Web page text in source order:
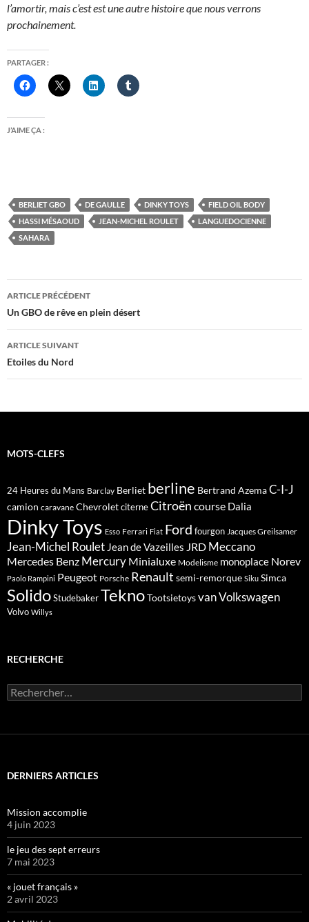
l’amortir, mais c’est est une autre histoire que nous verrons
prochainement.
PARTAGER :
J’AIME ÇA :
BERLIET GBO DE GAULLE DINKY TOYS
FIELD OIL BODY
HASSI MÉSAOUD
JEAN-MICHEL ROULET
LANGUEDOCIENNE
SAHARA
Navigation
des
articles
ARTICLE PRÉCÉDENT
Un GBO de rêve en plein désert
ARTICLE SUIVANT
Etoiles du Nord
MOTS-CLEFS
24 Heures du Mans Barclay Berliet berline Bertrand AzemaC-I-J
camion caravane ChevroletciterneCitroën course Dalia
Dinky Toys Esso Ferrari Fiat Ford fourgon Jacques Greilsamer
Jean-Michel Roulet Jean de Vazeilles JRD Meccano
Mercedes Benz Mercury Minialuxe Modelisme monoplace Norev
Paolo Rampini Peugeot Porsche Renault semi-remorque Siku Simca
SolidoStudebakerTeknoTootsietoysvanVolkswagen
Volvo Willys
RECHERCHE
Rechercher :
DERNIERS ARTICLES
Mission accomplie
4 juin 2023
le jeu des sept erreurs
7 mai 2023
« jouet français »
2 avril 2023